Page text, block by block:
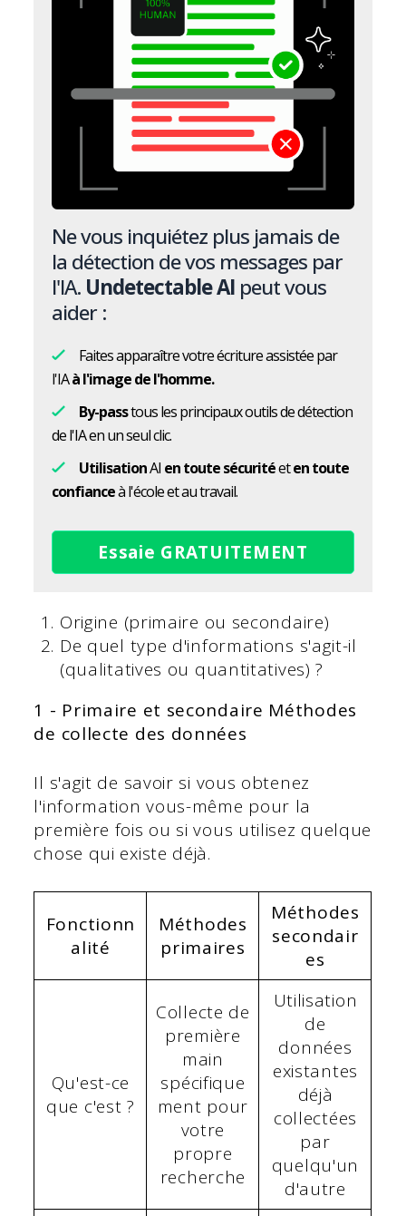
Ne vous inquiétez plus jamais de
la détection de vos messages par
l'IA. Undetectable AI peut vous
aider :
Faites apparaître votre écriture assistée par
l'IAà l'image de l'homme.
By-passtous les principaux outils de détection
de l'IA en un seul clic.
UtilisationAI en toute sécuritéeten toute
confianceà l'école et au travail.
Essaie GRATUITEMENT
Origine (primaire ou secondaire)
De quel type d'informations s'agit-il
(qualitatives ou quantitatives) ?
1 - Primaire et secondaire Méthodes
de collecte des données
Il s'agit de savoir si vous obtenez
l'information vous-même pour la
première fois ou si vous utilisez quelque
chose qui existe déjà.
Fonctionn
alité
Méthodes
primaires
Méthodes
secondair
es
Qu'est-ce
que c'est ?
Collecte de
première
main
spécifique
ment pour
votre
propre
recherche
Utilisation
de
données
existantes
déjà
collectées
par
quelqu'un
d'autre